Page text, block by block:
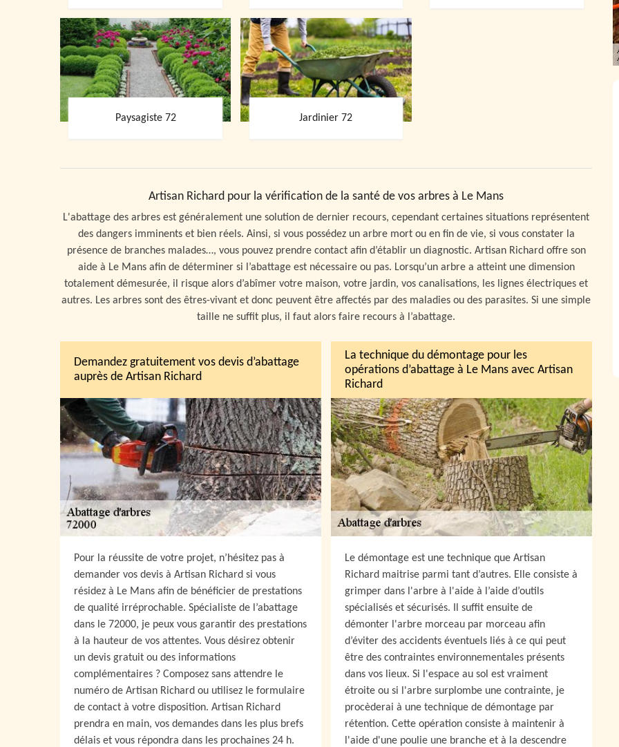
Paysagiste 72 Jardinier 72
Artisan Richard pour la vérification de la santé de vos arbres à Le Mans
L'abattage des arbres est généralement une solution de dernier recours, cependant certaines situations représentent
des dangers imminents et bien réels. Ainsi, si vous possédez un arbre mort ou en fin de vie, si vous constater la
présence de branches malades…, vous pouvez prendre contact afin d’établir un diagnostic. Artisan Richard offre son
aide à Le Mans afin de déterminer si l’abattage est nécessaire ou pas. Lorsqu’un arbre a atteint une dimension
totalement démesurée, il risque alors d’abîmer votre maison, votre jardin, vos canalisations, les lignes électriques et
autres. Les arbres sont des êtres-vivant et donc peuvent être affectés par des maladies ou des parasites. Si une simple
taille ne suffit plus, il faut alors faire recours à l’abattage.
Demandez gratuitement vos devis d’abattage
auprès de Artisan Richard
Pour la réussite de votre projet, n’hésitez pas à
demander vos devis à Artisan Richard si vous
résidez à Le Mans afin de bénéficier de prestations
de qualité irréprochable. Spécialiste de l’abattage
dans le 72000, je peux vous garantir des prestations
à la hauteur de vos attentes. Vous désirez obtenir
un devis gratuit ou des informations
complémentaires ? Composez sans attendre le
numéro de Artisan Richard ou utilisez le formulaire
de contact à votre disposition. Artisan Richard
prendra en main, vos demandes dans les plus brefs
délais et vous répondra dans les prochaines 24 h.
La technique du démontage pour les
opérations d’abattage à Le Mans avec Artisan
Richard
Le démontage est une technique que Artisan
Richard maitrise parmi tant d’autres. Elle consiste à
grimper dans l'arbre à l'aide à l’aide d’outils
spécialisés et sécurisés. Il suffit ensuite de
démonter l'arbre morceau par morceau afin
d’éviter des accidents éventuels liés à ce qui peut
être des contraintes environnementales présents
dans vos lieux. Si l'espace au sol est vraiment
étroite ou si l'arbre surplombe une contrainte, je
procèderai à une technique de démontage par
rétention. Cette opération consiste à maintenir à
l'aide d'une poulie une branche et à la descendre